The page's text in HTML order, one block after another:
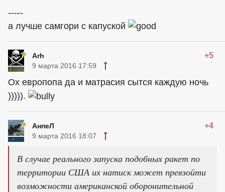
-----
а лучше самгори с капуской
Arh +5
9 марта 2016 17:59
Ох европопа да и матрасия сытся каждую ночь
))))).
АнпеЛ +4
9 марта 2016 18:07
В случае реального запуска подобных ракет по
территории США их натиск может превзойти
возможности американской оборонительной